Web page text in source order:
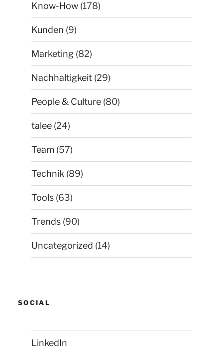
Know-How (178)
Kunden (9)
Marketing (82)
Nachhaltigkeit (29)
People & Culture (80)
talee (24)
Team (57)
Technik (89)
Tools (63)
Trends (90)
Uncategorized (14)
SOCIAL
LinkedIn